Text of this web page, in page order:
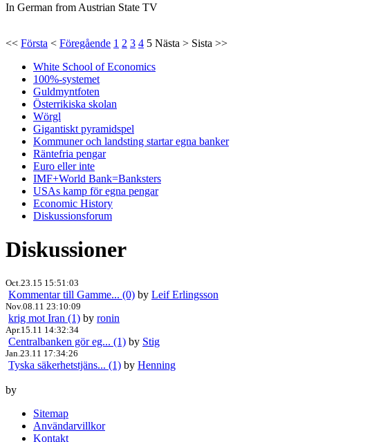
In German from Austrian State TV
<< Första < Föregående 1 2 3 4 5 Nästa > Sista >>
White School of Economics
100%-systemet
Guldmyntfoten
Österrikiska skolan
Wörgl
Gigantiskt pyramidspel
Kommuner och landsting startar egna banker
Räntefria pengar
Euro eller inte
IMF+World Bank=Banksters
USAs kamp för egna pengar
Economic History
Diskussionsforum
Diskussioner
Oct.23.15 15:51:03
Kommentar till Gamme... (0) by Leif Erlingsson
Nov.08.11 23:10:09
krig mot Iran (1) by ronin
Apr.15.11 14:32:34
Centralbanken gör eg... (1) by Stig
Jan.23.11 17:34:26
Tyska säkerhetstjäns... (1) by Henning
by
Sitemap
Användarvillkor
Kontakt